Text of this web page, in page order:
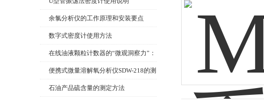
余氯分析仪的工作原理和安装要点
数字式密度计使用方法
在线油液颗粒计数器的“微观洞察力”：
解码设备健康密码
便携式微量溶解氧分析仪SDW-218的测
量原理
石油产品硫含量的测定方法